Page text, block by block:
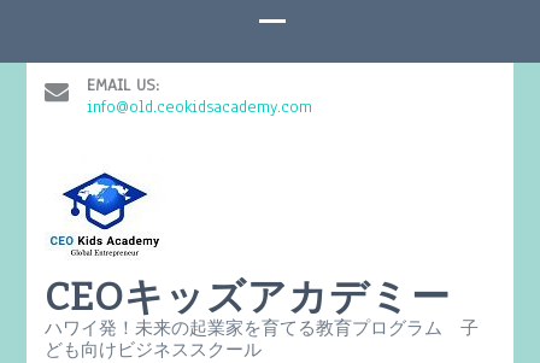
EMAIL US:
info@old.ceokidsacademy.com
CEOキッズアカデミー
ハワイ発！未来の起業家を育てる教育プログラム 子
ども向けビジネススクール